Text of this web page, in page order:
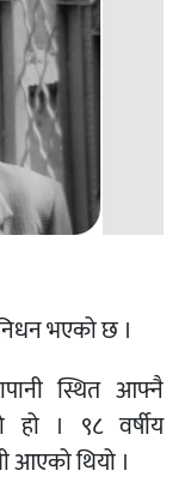
भएको छ ।
स्थित आफ्नै
हो । ९८ वर्षीय
आएको थियो ।